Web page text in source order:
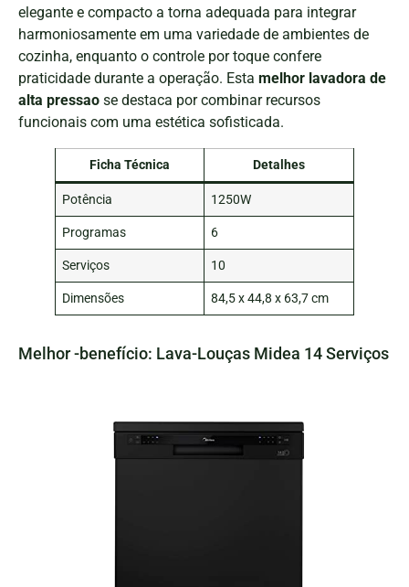
elegante e compacto a torna adequada para integrar
harmoniosamente em uma variedade de ambientes de
cozinha, enquanto o controle por toque confere
praticidade durante a operação. Esta melhor lavadora de
alta pressao se destaca por combinar recursos
funcionais com uma estética sofisticada.
Ficha Técnica Detalhes
Potência 1250W
Programas 6
Serviços 10
Dimensões 84,5 x 44,8 x 63,7 cm
Melhor -benefício: Lava-Louças Midea 14 Serviços